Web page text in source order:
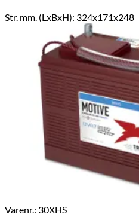
Str. mm. (LxBxH): 324x171x248
Varenr.: 30XHS